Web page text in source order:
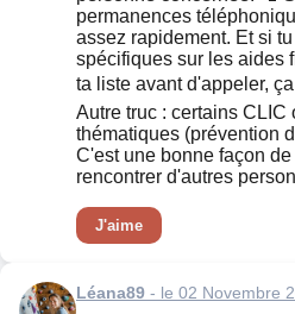
permanences
assez rapidement. Et si
spécifiques sur les aides
ta liste avant d'appeler,
Autre truc : certains
thématiques (prévention
C'est une bonne façon
rencontrer d'autres
J'aime
Léana89 - le 02 Novembre